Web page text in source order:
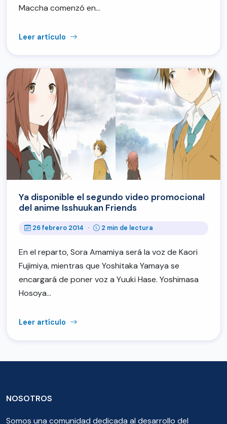
Maccha comenzó en…
Leer artículo
Ya disponible el segundo video promocional
del anime Isshuukan Friends
26 febrero 2014 · 2 min de lectura
En el reparto, Sora Amamiya será la voz de Kaori
Fujimiya, mientras que Yoshitaka Yamaya se
encargará de poner voz a Yuuki Hase. Yoshimasa
Hosoya…
Leer artículo
NOSOTROS
Somos una comunidad dedicada al desarrollo del